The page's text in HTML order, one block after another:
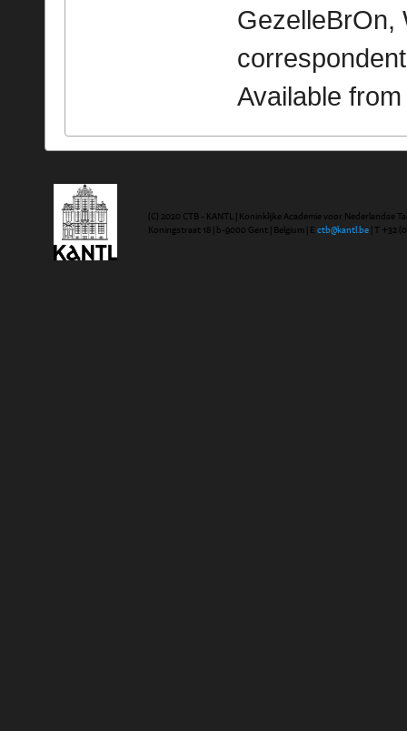
GezelleBrOn,
Available
(C) 2020 CTB - KANTL | Koninklijke Academie voor Nederlandse
Koningstraat 18 | b-9000 Gent | Belgium | E ctb@kantl.be | T +32